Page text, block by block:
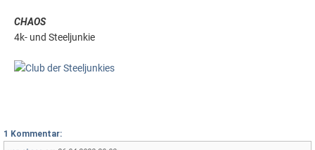
CHAOS
4k- und Steeljunkie
1 Kommentar: